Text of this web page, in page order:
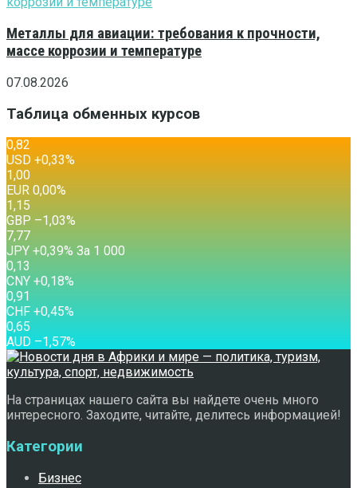
Металлы для авиации: требования к прочности,
массе коррозии и температуре
07.08.2026
Таблица обменных курсов
0,82
USD +0,33%
1,00
EUR 0,00%
1,15
GBP –1,03%
7,77
JPY +0,39% За 1 000
0,13
CNY +0,18%
0,91
CHF +0,45%
0,65
AUD –1,57%
На страницах нашего сайта вы найдете очень много
интересного. Заходите, читайте, делитесь информацией!
Категории
Бизнес